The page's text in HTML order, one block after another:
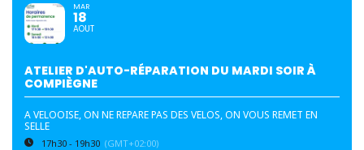
MAR
18
AOUT
ATELIER D'AUTO-RÉPARATION DU MARDI SOIR À
COMPIÈGNE
A VELOOISE, ON NE REPARE PAS DES VELOS, ON VOUS REMET EN
SELLE
17h30 - 19h30 (GMT+02:00)